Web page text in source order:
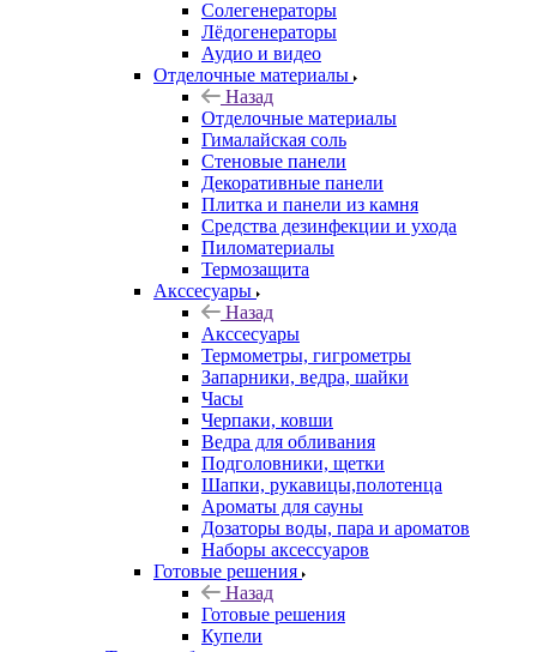
Солегенераторы
Лёдогенераторы
Аудио и видео
Отделочные материалы
Назад
Отделочные материалы
Гималайская соль
Стеновые панели
Декоративные панели
Плитка и панели из камня
Средства дезинфекции и ухода
Пиломатериалы
Термозащита
Аксcесуары
Назад
Аксcесуары
Термометры, гигрометры
Запарники, ведра, шайки
Часы
Черпаки, ковши
Ведра для обливания
Подголовники, щетки
Шапки, рукавицы,полотенца
Ароматы для сауны
Дозаторы воды, пара и ароматов
Наборы аксессуаров
Готовые решения
Назад
Готовые решения
Купели